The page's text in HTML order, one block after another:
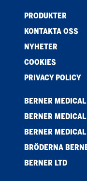
PRODUKTER
KONTAKTA OSS
NYHETER
COOKIES
PRIVACY POLICY
BERNER MEDICAL
BERNER
BERNER
BRÖDERNA
BERNER LTD